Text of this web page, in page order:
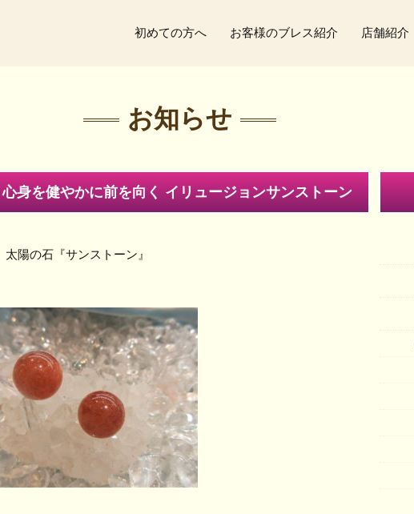
初めての方へ お客様のブレス紹介 店舗紹介
お知らせ
身を健やかに前を向く イリュージョンサンストーン
太陽の石『サンストーン』